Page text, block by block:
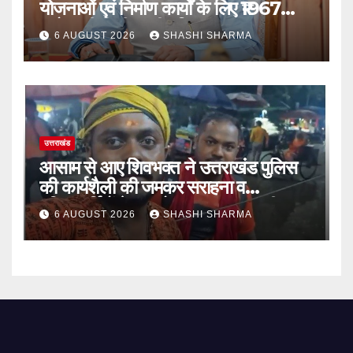
योजनाओं एवं निर्माण कार्यों के लिए ₹1967
करोड़ की वित्तीय स्वीकृति
6 AUGUST 2026 SHASHI SHARMA
उत्तराखंड
आसाम से आए शिवभक्त ने उत्तराखंड पुलिस
की कार्यशैली की जमकर सराहना व
पुलिसकर्मियों के सहयोगात्मक व्यवहार की
खुलकर प्रशंसा
6 AUGUST 2026 SHASHI SHARMA